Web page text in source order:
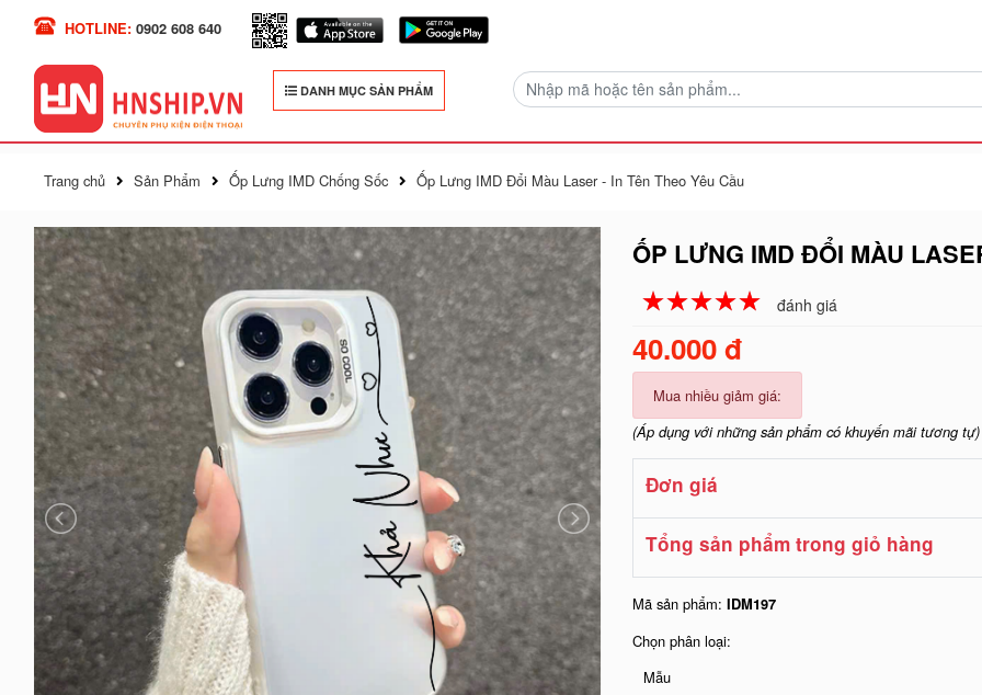
HOTLINE: 0902 608 640
DANH MỤC SẢN PHẨM
Trang chủ Sản Phẩm Ốp Lưng IMD Chống Sốc Ốp Lưng IMD Đổi Màu Laser - In Tên Theo Yêu Cầu
ỐP LƯNG IMD ĐỔI MÀU
☆☆☆☆☆
★★★★★ đánh giá
40.000 đ
Mua nhiều giảm giá:
(Áp dụng với những sản phẩm có khuyến mãi tương tự)
Đơn giá
Tổng sản phẩm trong giỏ hàng
Mã sản phẩm:IDM197
Chọn phân loại:
Mẫu